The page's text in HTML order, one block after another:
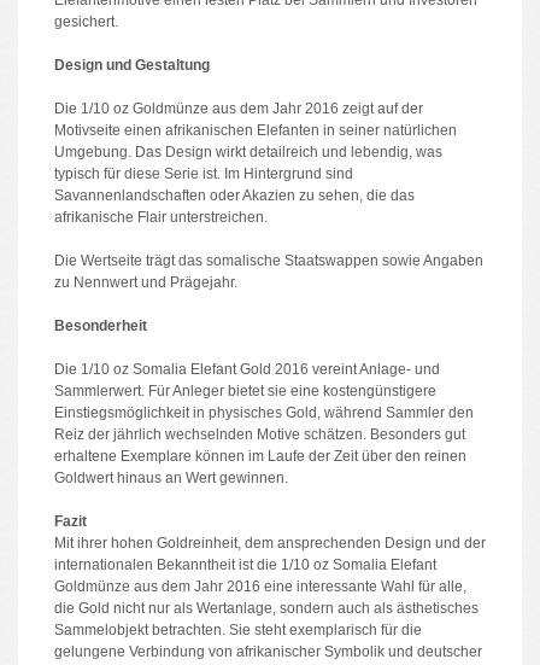
gesichert.
Design und Gestaltung
Die 1/10 oz Goldmünze aus dem Jahr 2016 zeigt auf der
Motivseite einen afrikanischen Elefanten in seiner natürlichen
Umgebung. Das Design wirkt detailreich und lebendig, was
typisch für diese Serie ist. Im Hintergrund sind
Savannenlandschaften oder Akazien zu sehen, die das
afrikanische Flair unterstreichen.
Die Wertseite trägt das somalische Staatswappen sowie Angaben
zu Nennwert und Prägejahr.
Besonderheit
Die 1/10 oz Somalia Elefant Gold 2016 vereint Anlage- und
Sammlerwert. Für Anleger bietet sie eine kostengünstigere
Einstiegsmöglichkeit in physisches Gold, während Sammler den
Reiz der jährlich wechselnden Motive schätzen. Besonders gut
erhaltene Exemplare können im Laufe der Zeit über den reinen
Goldwert hinaus an Wert gewinnen.
Fazit
Mit ihrer hohen Goldreinheit, dem ansprechenden Design und der
internationalen Bekanntheit ist die 1/10 oz Somalia Elefant
Goldmünze aus dem Jahr 2016 eine interessante Wahl für alle,
die Gold nicht nur als Wertanlage, sondern auch als ästhetisches
Sammelobjekt betrachten. Sie steht exemplarisch für die
gelungene Verbindung von afrikanischer Symbolik und deutscher